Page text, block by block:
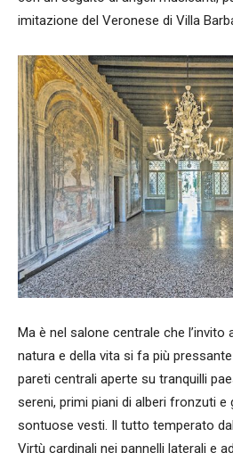
imitazione del Veronese di Villa
Ma è nel salone centrale che l’invito
natura e della vita si fa più
pareti centrali aperte su tranquilli
sereni, primi piani di alberi fronzuti e
sontuose vesti. Il tutto temperato
Virtù cardinali nei pannelli laterali e